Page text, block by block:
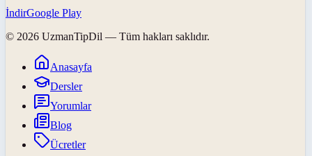
İndirGoogle Play
© 2026 UzmanTipDil — Tüm hakları saklıdır.
Anasayfa
Dersler
Yorumlar
Blog
Ücretler